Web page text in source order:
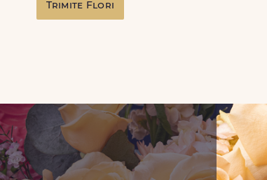
Trimite Flori